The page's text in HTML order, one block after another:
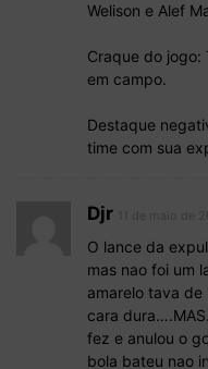
Welison e Alef
Craque do jogo:
em campo.
Destaque
time com sua
Djr
O lance da
mas nao foi um
amarelo tava
cara
fez e anulou o
bola bateu nao